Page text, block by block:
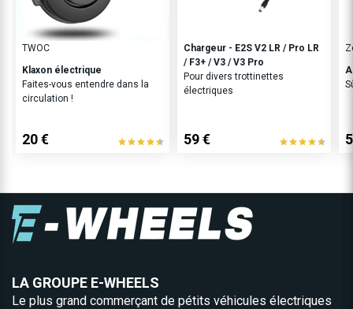
TWOC
Klaxon électrique
Faites-vous entendre dans la
circulation !
20 €
Chargeur - E2S V2 LR / Pro LR
/ F3+ / V3 / V3 Pro
Pour divers trottinettes
électriques
59 €
LA GROUPE E-WHEELS
Le plus grand commerçant de pétits véhicules électriques